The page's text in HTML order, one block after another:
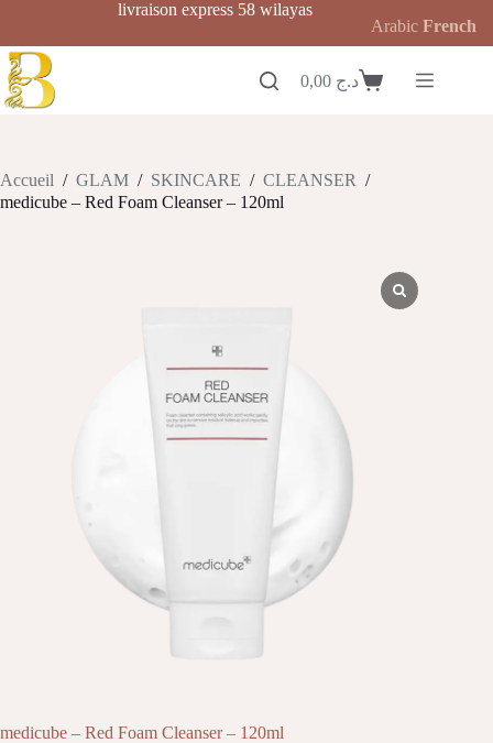
contenu
livraison express 58 wilayas
Panierد.ج
Accueil / GLAM / SKINCARE / CLEANSER /
medicube – Red Foam Cleanser – 120ml
medicube – Red Foam Cleanser – 120ml
Arabic French